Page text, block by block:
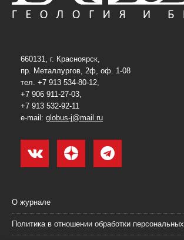
660131, г. Красноярск,
пр. Металлургов, 2ф, оф. 1-08
тел. +7 913 534-80-12,
+7 906 911-27-03,
+7 913 532-92-11
e-mail: globus-j@mail.ru
О журнале
Политика в отношении обработки